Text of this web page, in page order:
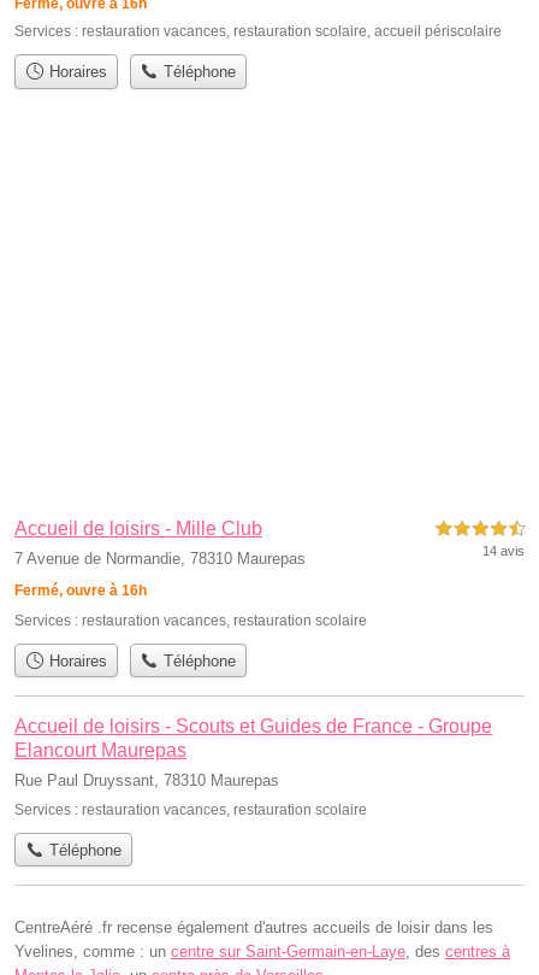
Fermé, ouvre à 16h
Services : restauration vacances, restauration scolaire, accueil périscolaire
Horaires Téléphone
Accueil de loisirs - Mille Club
7 Avenue de Normandie, 78310 Maurepas
Fermé, ouvre à 16h
4,5 étoiles sur 5
14 avis
Services : restauration vacances restauration scolaire
Horaires Téléphone
Accueil de loisirs - Scouts et Guides de France - Groupe
Elancourt Maurepas
Rue Paul Druyssant, 78310 Maurepas
Services : restauration vacances, restauration scolaire
Téléphone
CentreAéré .fr recense également d'autres accueils de loisir dans les
Yvelines, comme : un centre sur Saint-Germain-en-Laye, des centres à